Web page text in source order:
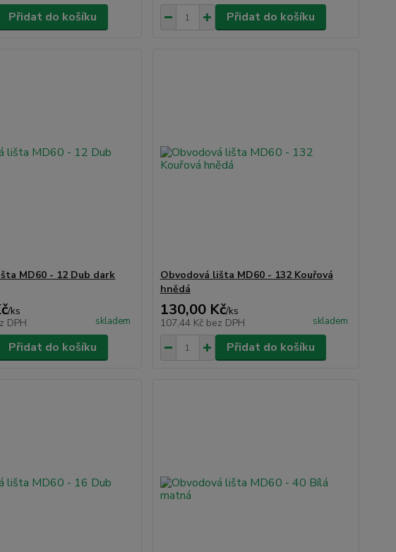
Přidat do košíku Přidat do košíku
MD60 - 12 Dub dark
/ks
DPH skladem
Přidat do košíku
Obvodová lišta MD60 - 132 Kouřová
hnědá
130,00 Kč/ks
107,44 Kč bez DPH skladem
Přidat do košíku